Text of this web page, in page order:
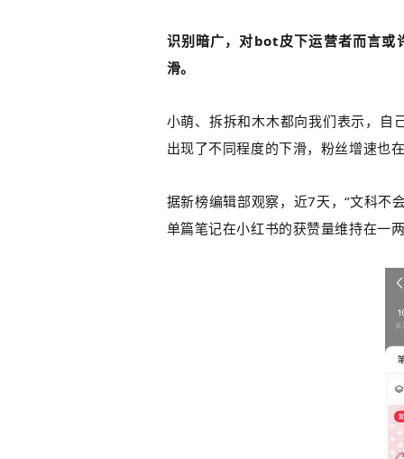
识别暗广，对bot皮下运营者而言
滑。
小萌、拆拆和木木都向我们表示，
自
出现了不同程度的下滑，粉丝增速也
据新榜编辑部观察， 近7天 ，“文科不
单篇笔记在小红书的获赞量维持在一